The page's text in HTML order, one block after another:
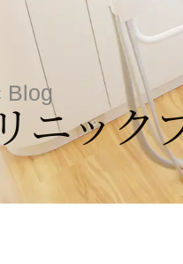
Blog
ニック